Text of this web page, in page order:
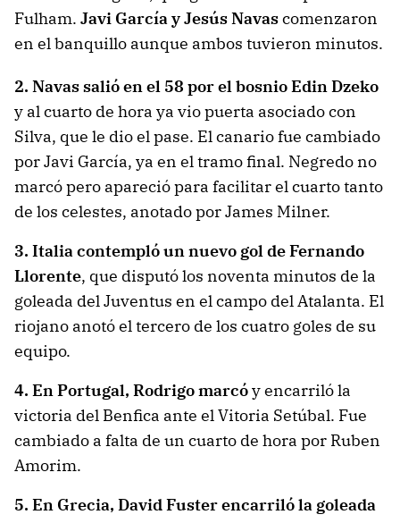
Fulham. Javi García y Jesús Navascomenzaron
en el banquillo aunque ambos tuvieron minutos.
2. Navas salió en el 58 por el bosnio Edin Dzeko
y al cuarto de hora ya vio puerta asociado con
Silva, que le dio el pase. El canario fue cambiado
por Javi García, ya en el tramo final. Negredo no
marcó pero apareció para facilitar el cuarto tanto
de los celestes, anotado por James Milner.
3. Italia contempló un nuevo gol de Fernando
Llorente, que disputó los noventa minutos de la
goleada del Juventus en el campo del Atalanta. El
riojano anotó el tercero de los cuatro goles de su
equipo.
4. En Portugal, Rodrigo marcóy encarriló la
victoria del Benfica ante el Vitoria Setúbal. Fue
cambiado a falta de un cuarto de hora por Ruben
Amorim.
5. En Grecia, David Fuster encarriló la goleada